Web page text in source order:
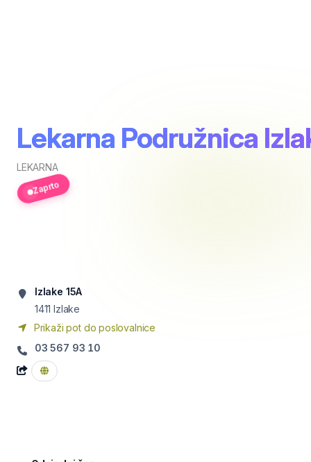
Lekarna Podružnica
LEKARNA
Zaprto
Izlake 15A
1411 Izlake
Prikaži pot do poslovalnice
03 567 93 10